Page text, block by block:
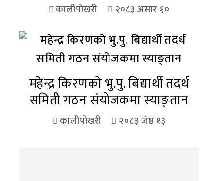
कालीपोखरी २०८३ असार १०
महेन्द्र किरणको भु.पु. बिद्यार्थी तदर्थ
समिती गठन संयोजकमा स्याङ्तान
कालीपोखरी २०८३ जेष्ठ १३